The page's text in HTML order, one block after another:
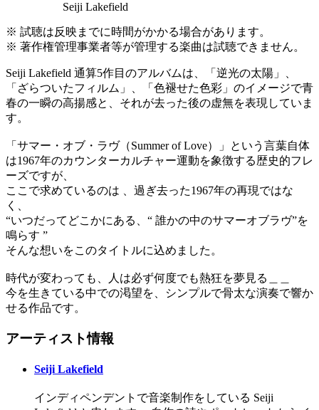
Seiji Lakefield
※ 試聴は反映までに時間がかかる場合があります。
※ 著作権管理事業者等が管理する楽曲は試聴できません。
Seiji Lakefield 通算5作目のアルバムは、「逆光の太陽」、
「ざらついたフィルム」、「色褪せた色彩」のイメージで青
春の一瞬の高揚感と、それが去った後の虚無を表現していま
す。
「サマー・オブ・ラヴ（Summer of Love）」という言葉自体
は1967年のカウンターカルチャー運動を象徴する歴史的フレ
ーズですが、
ここで求めているのは 、過ぎ去った1967年の再現ではな
く、
“いつだってどこかにある、“ 誰かの中のサマーオブラヴ”を
鳴らす ”
そんな想いをこのタイトルに込めました。
時代が変わっても、人は必ず何度でも熱狂を夢見る＿＿
今を生きている中での渇望を、シンプルで骨太な演奏で響か
せる作品です。
アーティスト情報
Seiji Lakefield
インディペンデントで音楽制作をしている Seiji